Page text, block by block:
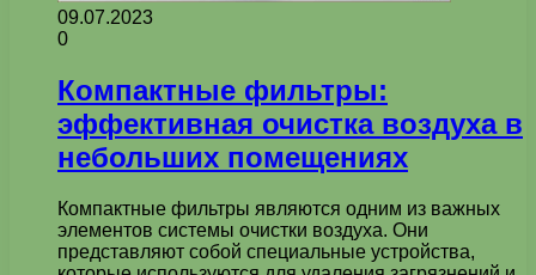
09.07.2023
0
Компактные фильтры:
эффективная очистка воздуха в
небольших помещениях
Компактные фильтры являются одним из важных
элементов системы очистки воздуха. Они
представляют собой специальные устройства,